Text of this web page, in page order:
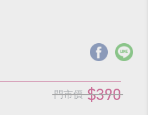
門市價 $390